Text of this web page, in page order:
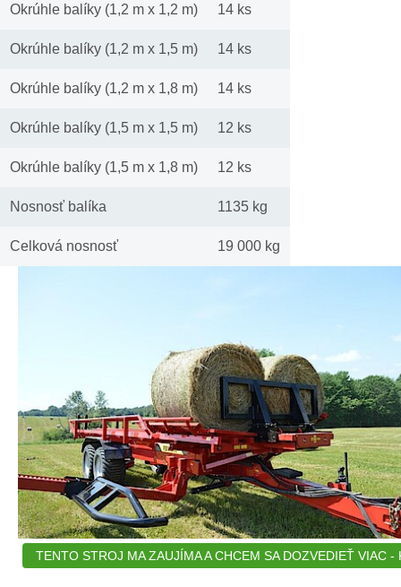
Okrúhle balíky (1,2 m x 1,2 m) 14 ks
Okrúhle balíky (1,2 m x 1,5 m) 14 ks
Okrúhle balíky (1,2 m x 1,8 m) 14 ks
Okrúhle balíky (1,5 m x 1,5 m) 12 ks
Okrúhle balíky (1,5 m x 1,8 m) 12 ks
Nosnosť balíka 1135 kg
Celková nosnosť 19 000 kg
TENTO STROJ MA ZAUJÍMA A CHCEM SA DOZVEDIEŤ VIAC -